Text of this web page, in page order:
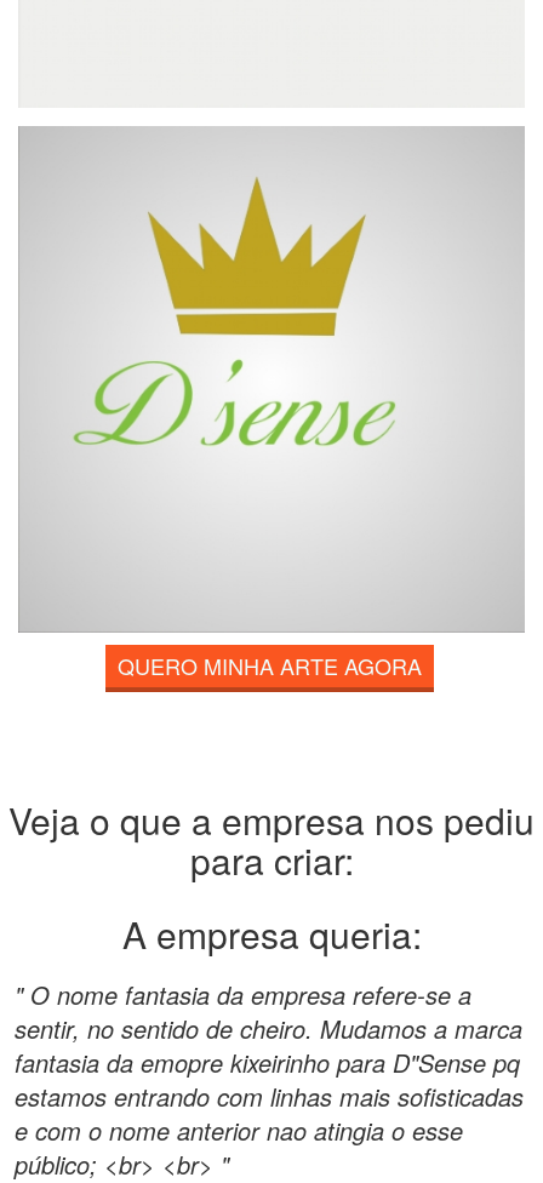
QUERO MINHA ARTE AGORA
Veja o que a empresa nos pediu
para criar:
A empresa queria:
" O nome fantasia da empresa refere-se a
sentir, no sentido de cheiro. Mudamos a marca
fantasia da emopre kixeirinho para D"Sense pq
estamos entrando com linhas mais sofisticadas
e com o nome anterior nao atingia o esse
público; <br> <br> "